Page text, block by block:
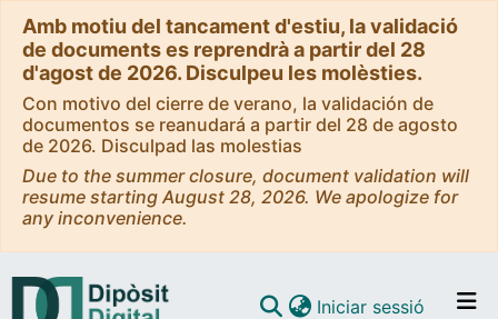
Amb motiu del tancament d'estiu, la validació
de documents es reprendrà a partir del 28
d'agost de 2026. Disculpeu les molèsties.
Con motivo del cierre de verano, la validación de
documentos se reanudará a partir del 28 de agosto
de 2026. Disculpad las molestias
Due to the summer closure, document validation will
resume starting August 28, 2026. We apologize for
any inconvenience.
Iniciar sessió (current)